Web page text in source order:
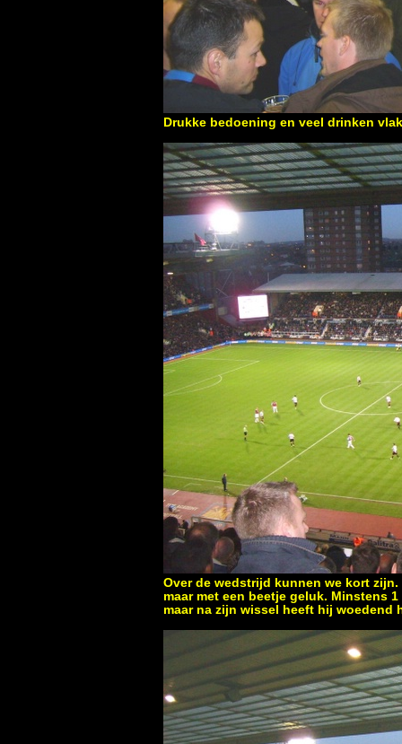
Drukke bedoening en veel drinken
Over de wedstrijd kunnen we kort
maar met een beetje geluk. Minstens
maar na zijn wissel heeft hij woedend